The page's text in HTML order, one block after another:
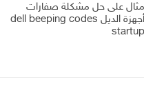
مثال على حل مشكلة صفارات
أجهزة الديل dell beeping codes
startup